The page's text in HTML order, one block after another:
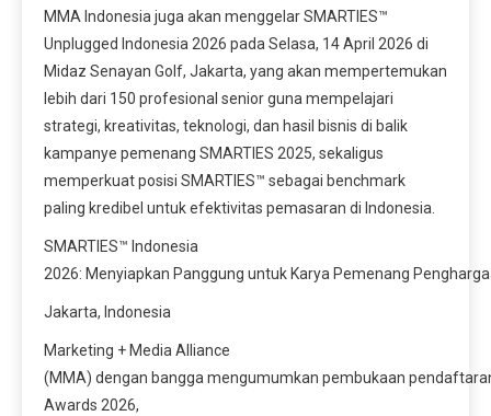
MMA Indonesia juga akan menggelar SMARTIES™
Unplugged Indonesia 2026 pada Selasa, 14 April 2026 di
Midaz Senayan Golf, Jakarta, yang akan mempertemukan
lebih dari 150 profesional senior guna mempelajari
strategi, kreativitas, teknologi, dan hasil bisnis di balik
kampanye pemenang SMARTIES 2025, sekaligus
memperkuat posisi SMARTIES™ sebagai benchmark
paling kredibel untuk efektivitas pemasaran di Indonesia.
SMARTIES™ Indonesia
2026: Menyiapkan Panggung untuk Karya Pemenang
Jakarta, Indonesia
Marketing + Media Alliance
(MMA) dengan bangga mengumumkan pembukaan
Awards 2026,